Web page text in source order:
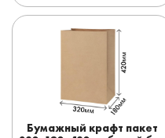
Бумажный крафт пакет